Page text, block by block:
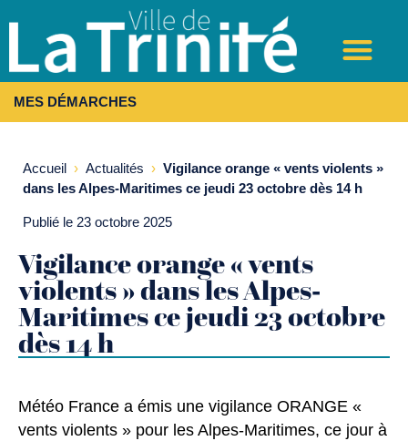
MES DÉMARCHES
Accueil › Actualités › Vigilance orange « vents violents »
dans les Alpes-Maritimes ce jeudi 23 octobre dès 14 h
Publié le 23 octobre 2025
Vigilance orange « vents
violents » dans les Alpes-
Maritimes ce jeudi 23 octobre
dès 14 h
Météo France a émis une vigilance ORANGE «
vents violents » pour les Alpes-Maritimes, ce jour à